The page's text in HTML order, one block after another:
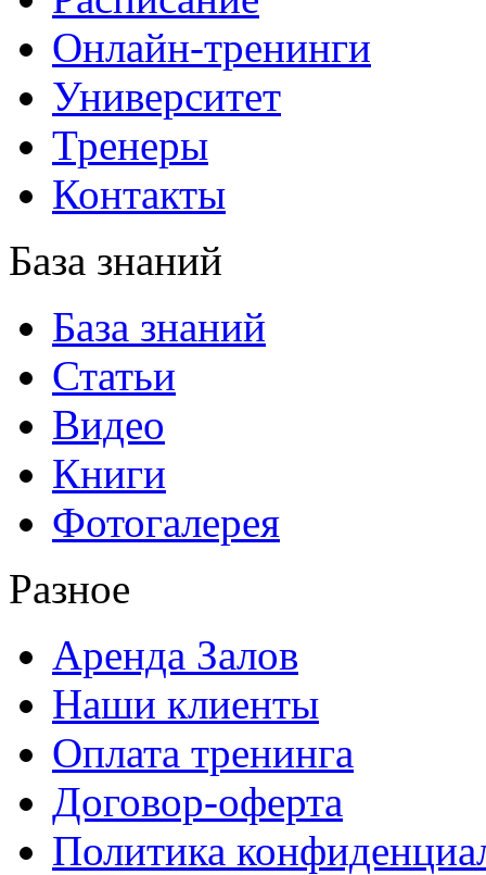
Онлайн-тренинги
Университет
Тренеры
Контакты
База знаний
База знаний
Статьи
Видео
Книги
Фотогалерея
Разное
Аренда Залов
Наши клиенты
Оплата тренинга
Договор-оферта
Политика